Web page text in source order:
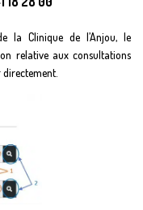
la Clinique de l’Anjou, le
relative aux consultations